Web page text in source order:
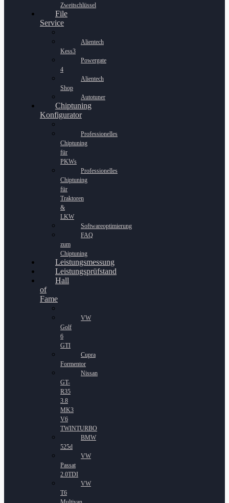
Zweitschlüssel
File
Service
Alientech
Kess3
Powergate
4
Alientech
Shop
Autotuner
Chiptuning
Konfigurator
Professionelles
Chiptuning
für
PKWs
Professionelles
Chiptuning
für
Traktoren
&
LKW
Softwareoptimierung
FAQ
zum
Chiptuning
Leistungsmessung
Leistungsprüfstand
Hall
of
Fame
VW
Golf
6
GTI
Cupra
Formentor
Nissan
GT-
R35
3.8
MK3
V6
TWINTURBO
BMW
525d
VW
Passat
2.0TDI
VW
T6